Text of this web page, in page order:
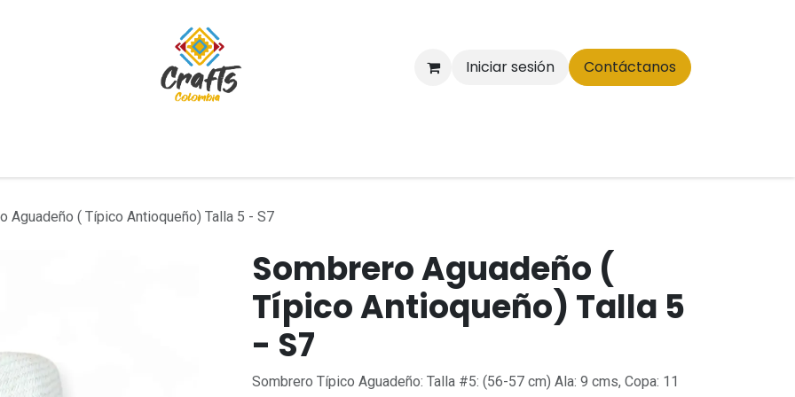
Iniciar sesión Contáctanos
Aguadeño ( Típico Antioqueño) Talla 5 - S7
Sombrero Aguadeño (
Típico Antioqueño) Talla 5
- S7
Sombrero Típico Aguadeño: Talla #5: (56-57 cm) Ala: 9 cms, Copa: 11